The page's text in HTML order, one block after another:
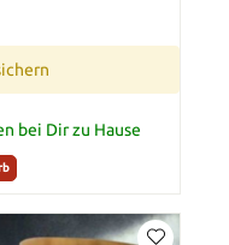
bei Dir zu Hause